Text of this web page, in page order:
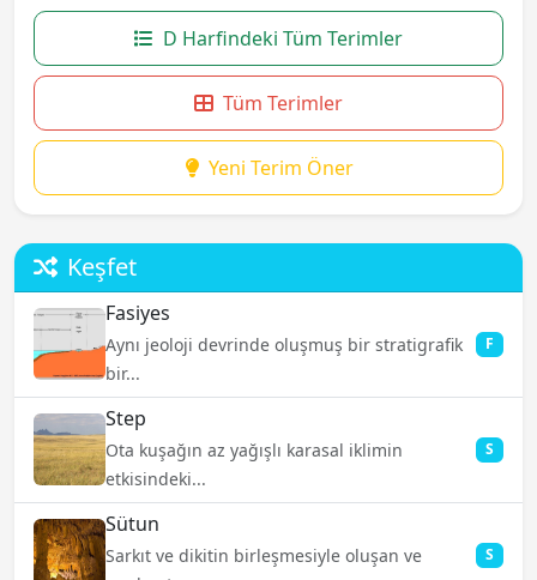
D Harfindeki Tüm Terimler
Tüm Terimler
Yeni Terim Öner
Keşfet
Fasiyes
Aynı jeoloji devrinde oluşmuş bir stratigrafik
bir...
F
Step
Ota kuşağın az yağışlı karasal iklimin
etkisindeki...
S
Sütun
Sarkıt ve dikitin birleşmesiyle oluşan ve
S